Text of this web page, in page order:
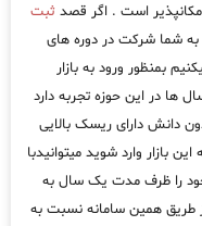
است . اگر قصد ثبت
به شما شرکت در دوره های
بمنظور ورود به بازار
ها در این حوزه تجربه دارد
دانش دارای ریسک بالایی
بازار وارد شوید میتوانیدبا
را ظرف مدت یک سال به
طریق همین سامانه نسبت به